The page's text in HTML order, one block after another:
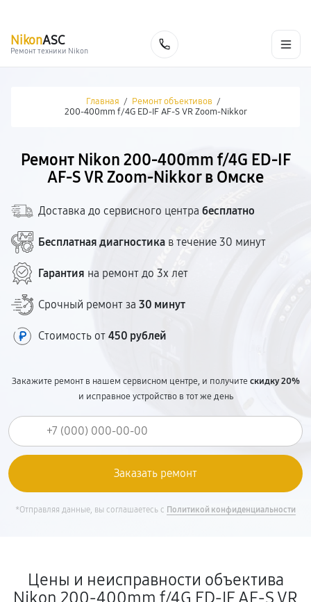
NikonASC
Ремонт техники Nikon
Главная / Ремонт объективов /
200-400mm f/4G ED-IF AF-S VR Zoom-Nikkor
Ремонт Nikon 200-400mm f/4G ED-IF
AF-S VR Zoom-Nikkor в Омске
Доставка до сервисного центра бесплатно
Бесплатная диагностика в течение 30 минут
Гарантия на ремонт до 3х лет
Срочный ремонт за 30 минут
Стоимость от 450 рублей
Закажите ремонт в нашем сервисном центре, и получитескидку 20%
и исправное устройство в тот же день
*Отправляя данные, вы соглашаетесь с Политикой конфиденциальности
Цены и неисправности объектива
Nikon 200-400mm f/4G ED-IF AF-S VR